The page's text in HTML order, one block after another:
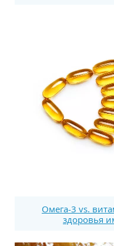
Омега-3 vs.
здоровья